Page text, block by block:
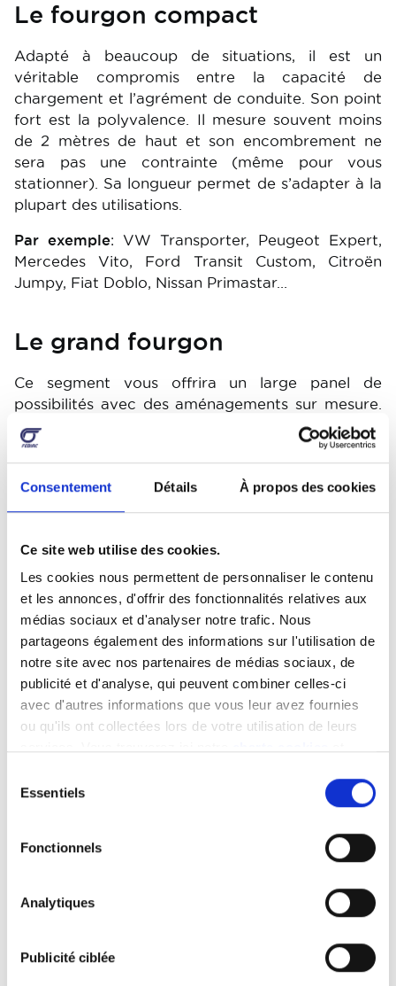
Consentement Détails À propos des cookies
Ce site web utilise des cookies.
Les cookies nous permettent de personnaliser le contenu
et les annonces, d'offrir des fonctionnalités relatives aux
médias sociaux et d'analyser notre trafic. Nous
partageons également des informations sur l'utilisation de
notre site avec nos partenaires de médias sociaux, de
publicité et d'analyse, qui peuvent combiner celles-ci
avec d'autres informations que vous leur avez fournies
ou qu'ils ont collectées lors de votre utilisation de leurs
Essentiels
Fonctionnels
Analytiques
Publicité ciblée
Le fourgon compact
Adapté à beaucoup de situations, il est un
véritable compromis entre la capacité de
chargement et l’agrément de conduite. Son point
fort est la polyvalence. Il mesure souvent moins
de 2 mètres de haut et son encombrement ne
sera pas une contrainte (même pour vous
stationner). Sa longueur permet de s’adapter à la
plupart des utilisations.
Par exemple: VW Transporter, Peugeot Expert,
Mercedes Vito, Ford Transit Custom, Citroën
Jumpy, Fiat Doblo, Nissan Primastar…
Le grand fourgon
Ce segment vous offrira un large panel de
possibilités avec des aménagements sur mesure.
Sa longueur va jusqu’à 5 mètres pour une hauteur
d’un peu plus de 2 mètres avec des versions
rehaussées.
Citroën Jumper, Peugeot Boxer, Nissan Interstar,
Le pick-up
Votre allié si vous devez tracter ou emprunter des
chemins difficilement accessibles. Votre choix du
type de cabine aura une influence sur la capacité
de charge de la benne. Il permet de nombreuses
personnalisations.
Par exemple
: Ford Ranger, VW Amarok, Toyota